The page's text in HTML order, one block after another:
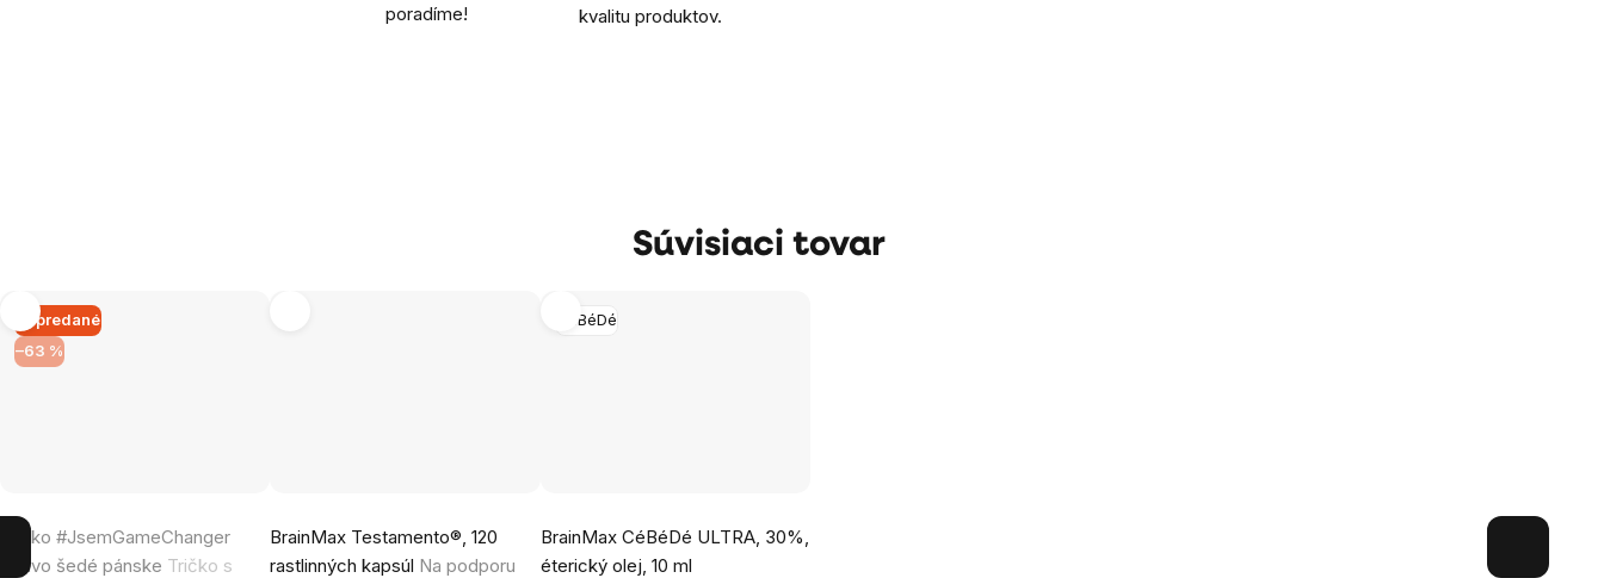
poradíme!
kvalitu produktov.
Súvisiaci tovar
Vypredané
–63 %
Tričko #JsemGameChanger
tmavo šedé pánske Tričko s
BrainMax Testamento®, 120
rastlinných kapsúl Na podporu
hodnotenie
CéBéDé
BrainMax CéBéDé ULTRA, 30%,
éterický olej, 10 ml